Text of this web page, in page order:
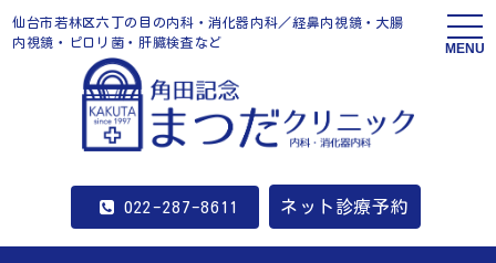
仙台市若林区六丁の目の内科・消化器内科／経鼻内視鏡・大腸
内視鏡・ピロリ菌・肝臓検査など
022-287-8611 ネット診療予約
MENU